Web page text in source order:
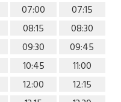
07:00
07:15
08:15
08:30
09:30
09:45
10:45
11:00
12:00
12:15